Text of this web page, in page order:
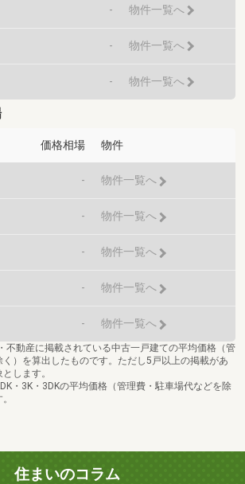
- 物件一覧へ
- 物件一覧へ
- 物件一覧へ
価格相場 物件
- 物件一覧へ
- 物件一覧へ
- 物件一覧へ
- 物件一覧へ
- 物件一覧へ
不動産に掲載されている中古一戸建ての平均価格（管
）を算出したものです。ただし5戸以上の掲載があ
します。
・3K・3DKの平均価格（管理費・駐車場代などを除
住まいのコラム